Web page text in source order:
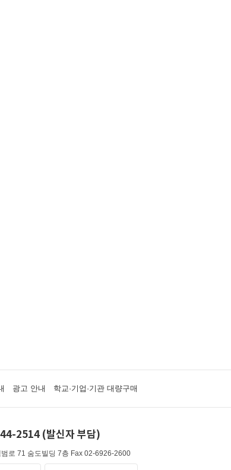
광고 안내 학교·기업·기관 대량구매
2514 (발신자 부담)
로 71 숨도빌딩 7층 Fax 02-6926-2600